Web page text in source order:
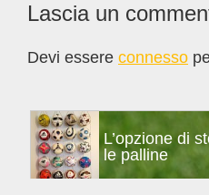
Interazioni
del
Lascia un
Devi essere connesso
Barra
laterale
primaria
L’opzione di
le palline